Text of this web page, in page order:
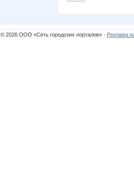
© 2026 ООО «Сеть городских порталов» · Реклама